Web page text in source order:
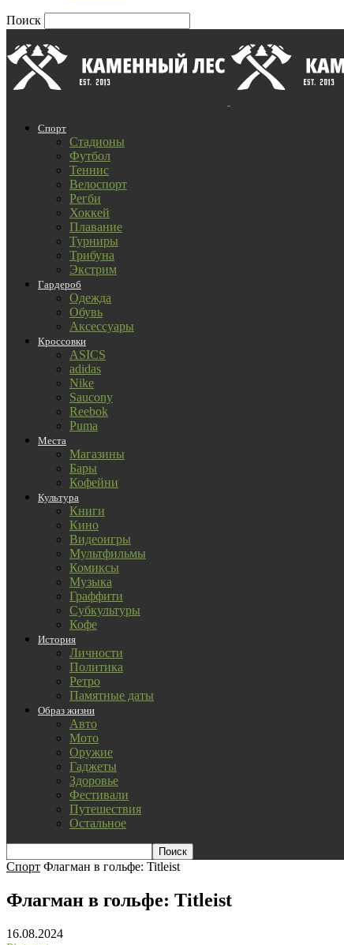
Поиск
Спорт
Стадионы
Футбол
Теннис
Велоспорт
Регби
Хоккей
Плавание
Турниры
Трибуна
Экстрим
Гардероб
Одежда
Обувь
Аксессуары
Кроссовки
ASICS
adidas
Nike
Saucony
Reebok
Puma
Места
Магазины
Бары
Кофейни
Культура
Книги
Кино
Видеоигры
Мультфильмы
Комиксы
Музыка
Граффити
Субкультуры
Кофе
История
Личности
Политика
Ретро
Памятные даты
Образ жизни
Авто
Мото
Оружие
Гаджеты
Здоровье
Фестивали
Путешествия
Остальное
Спорт Флагман в гольфе: Titleist
Флагман в гольфе: Titleist
16.08.2024